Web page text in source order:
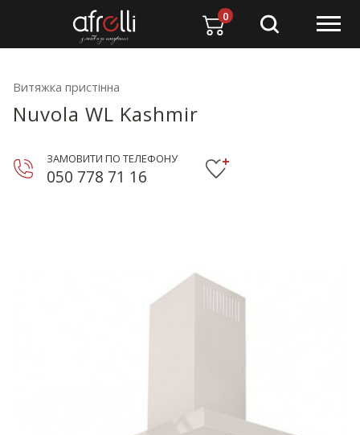
0
Витяжка пристінна
Nuvola WL Kashmir
ЗАМОВИТИ ПО ТЕЛЕФОНУ
050 778 71 16